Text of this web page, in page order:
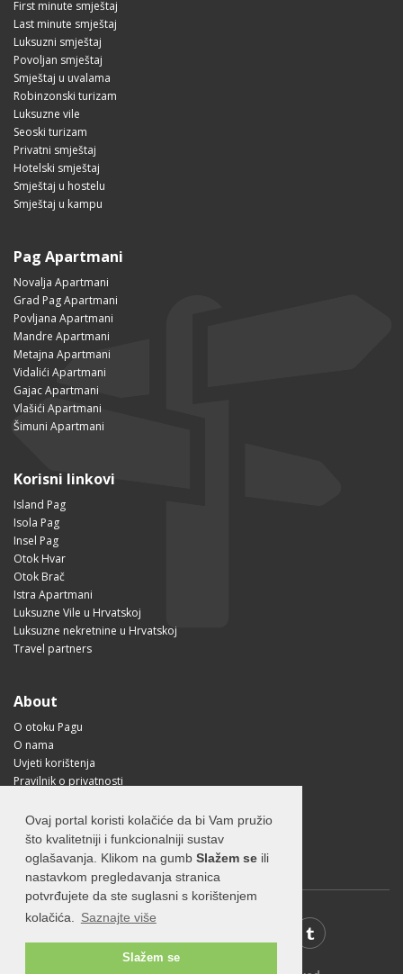
Ovaj portal koristi kolačiće da bi Vam pružio
što kvalitetniji i funkcionalniji sustav
oglašavanja. Klikom na gumb Slažem se ili
nastavkom pregledavanja stranica
potvrđujete da ste suglasni s korištenjem
kolačića.
Saznajte više
Slažem se
First minute smještaj
Last minute smještaj
Luksuzni smještaj
Povoljan smještaj
Smještaj u uvalama
Robinzonski turizam
Luksuzne vile
Seoski turizam
Privatni smještaj
Hotelski smještaj
Smještaj u hostelu
Smještaj u kampu
Pag Apartmani
Novalja Apartmani
Grad Pag Apartmani
Povljana Apartmani
Mandre Apartmani
Metajna Apartmani
Vidalići Apartmani
Gajac Apartmani
Vlašići Apartmani
Šimuni Apartmani
Korisni linkovi
Island Pag
Isola Pag
Insel Pag
Otok Hvar
Otok Brač
Istra Apartmani
Luksuzne Vile u Hrvatskoj
Luksuzne nekretnine u Hrvatskoj
Travel partners
About
O otoku Pagu
O nama
Uvjeti korištenja
Pravilnik o privatnosti
Kako doći na Pag?
Visit Croatia